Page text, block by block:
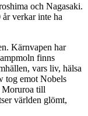
och Nagasaki.
verkar inte ha
Kärnvapen har
finns
vars liv, hälsa
tog emot Nobels
Moruroa till
världen glömt,